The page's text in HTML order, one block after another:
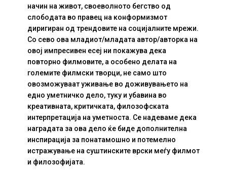
начин на живот, своеволното бегство од
слободата во правец на конформизмот
диригиран од трендовите на социјалните мрежи.
Со сево ова младиот/младата автор/авторка на
овој импресивен есеј ни покажува дека
повторно филмовите, а особено делата на
големите филмски творци, не само што
овозможуваат уживање во доживувањето на
едно уметничко дело, туку и убавина во
креативната, критичката, филозофската
интерпретација на уметноста. Се надеваме дека
наградата за ова дело ќе биде дополнителна
инспирација за понатамошно и потемелно
истражување на суштинските врски меѓу филмот
и филозофијата.